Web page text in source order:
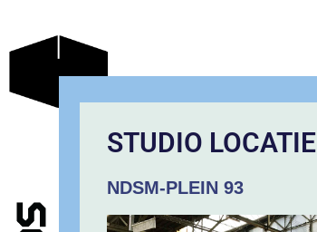
STUDIO LOCATIE
NDSM-PLEIN 93